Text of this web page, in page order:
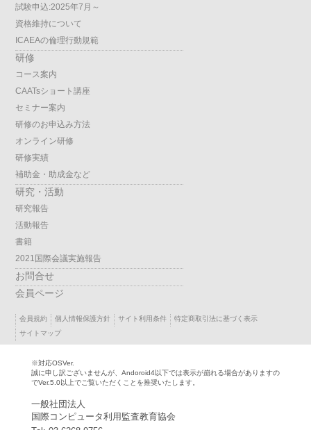
試験申込:2025年7月～
資格維持について
ICAEAの倫理行動規範
研修
コース案内
CAATsショート講座
セミナー案内
研修のお申込み方法
オンライン研修
研修実績
補助金・助成金など
研究・活動
研究報告
活動報告
書籍
2021国際会議実施報告
お問合せ
会員ページ
会員規約 個人情報保護方針 サイト利用条件
特定商取引法に基づく表示
サイトマップ
※対応OSVer.
誠に申し訳ございませんが、Andoroid4以下では表示が崩れる場合がありますの
でVer.5.0以上でご覧いただくことを推奨いたします。
一般社団法人
国際コンピュータ利用監査教育協会